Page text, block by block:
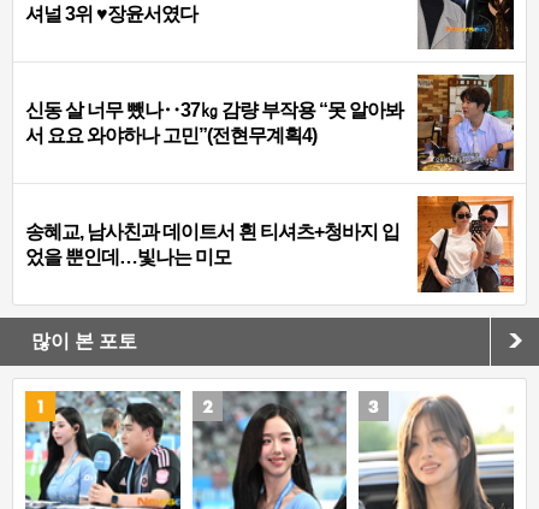
셔널 3위 ♥장윤서였다
신동 살 너무 뺐나‥37㎏ 감량 부작용 “못 알아봐
서 요요 와야하나 고민”(전현무계획4)
송혜교, 남사친과 데이트서 흰 티셔츠+청바지 입
었을 뿐인데…빛나는 미모
많이 본 포토